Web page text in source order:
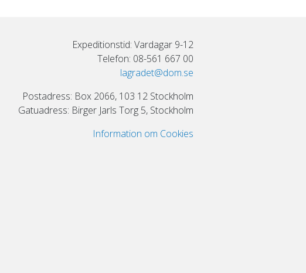
Expeditionstid: Vardagar 9-12
Telefon: 08-561 667 00
lagradet@dom.se
Postadress: Box 2066, 103 12 Stockholm
Gatuadress: Birger Jarls Torg 5, Stockholm
Information om Cookies